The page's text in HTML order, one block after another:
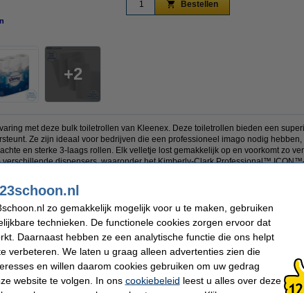
2
Bestellen
met deze bulk toiletrollen van Kleenex. Deze toiletrollen bieden een
Ze zijn ideaal voor bedrijven die een professioneel imago nodig
en sterke 3-laags rollen. Elk velletje lost gemakkelijk op en voorkomt zo
verschillende dispensers, waaronder het Kimberly-Clark Professional™
toiletten.
en ECO-gelabeld.
9 rollen.
Toepassing: Sanitair
Breedte:
31,2 cm
Hoogte:
27,9 cm
zo gemakkelijk mogelijk voor u te maken, gebruiken
technieken. De functionele cookies zorgen ervoor dat
Daarnaast hebben ze een analytische functie die ons helpt
verbeteren. We laten u graag alleen advertenties zien die
en willen daarom cookies gebruiken om uw gedrag
website te volgen. In ons cookiebeleid leest u alles over deze